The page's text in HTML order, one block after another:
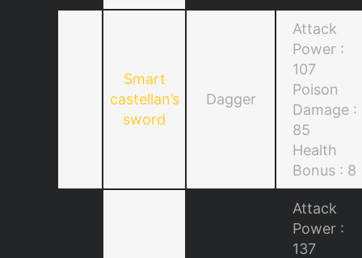
Smart
castellan’s
sword
Dagger
Attack
Power :
107
Poison
Damage :
85
Health
Bonus : 8
Attack
Power :
137